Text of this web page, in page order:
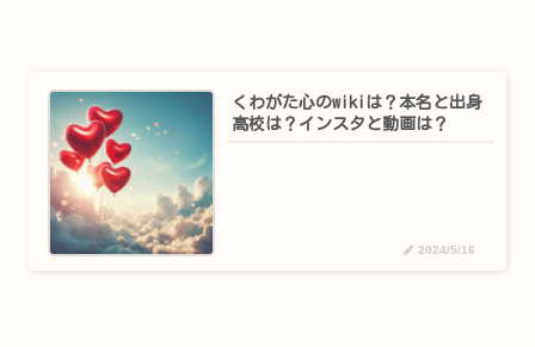
くわがた心のwikiは？本名と出身
高校は？インスタと動画は？
2024/5/16